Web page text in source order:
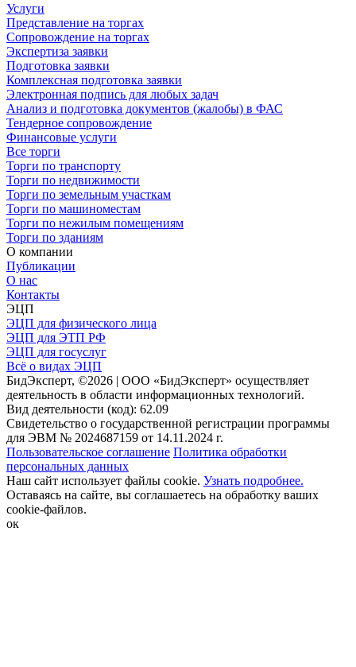
Услуги
Представление на торгах
Сопровождение на торгах
Экспертиза заявки
Подготовка заявки
Комплексная подготовка заявки
Электронная подпись для любых задач
Анализ и подготовка документов (жалобы) в ФАС
Тендерное сопровождение
Финансовые услуги
Все торги
Торги по транспорту
Торги по недвижимости
Торги по земельным участкам
Торги по машиноместам
Торги по нежилым помещениям
Торги по зданиям
О компании
Публикации
О нас
Контакты
ЭЦП
ЭЦП для физического лица
ЭЦП для ЭТП РФ
ЭЦП для госуслуг
Всё о видах ЭЦП
БидЭксперт, ©2026 | ООО «БидЭксперт» осуществляет
деятельность в области информационных технологий.
Вид деятельности (код): 62.09
Свидетельство о государственной регистрации программы
для ЭВМ № 2024687159 от 14.11.2024 г.
Пользовательское соглашение Политика обработки
персональных данных
Наш сайт использует файлы cookie. Узнать подробнее.
Оставаясь на сайте, вы соглашаетесь на обработку ваших
cookie-файлов.
ок